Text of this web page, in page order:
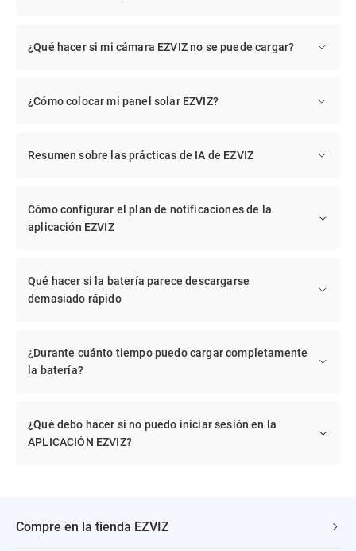
¿Qué hacer si mi cámara EZVIZ no se puede cargar?
¿Cómo colocar mi panel solar EZVIZ?
Resumen sobre las prácticas de IA de EZVIZ
Cómo configurar el plan de notificaciones de la
aplicación EZVIZ
Qué hacer si la batería parece descargarse
demasiado rápido
¿Durante cuánto tiempo puedo cargar completamente
la batería?
¿Qué debo hacer si no puedo iniciar sesión en la
APLICACIÓN EZVIZ?
Compre en la tienda EZVIZ